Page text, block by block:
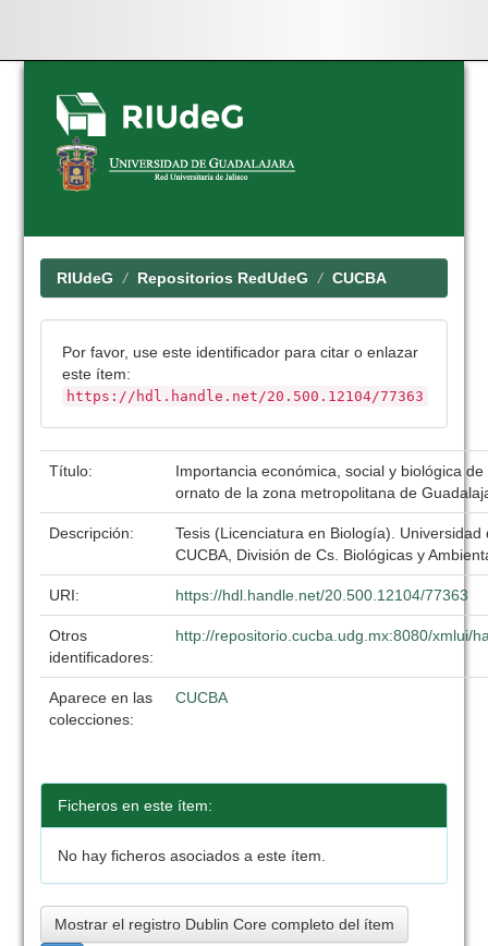
Skip
navigation
RIUdeG Repositorios RedUdeG CUCBA
Por favor, use este identificador para citar o enlazar
este ítem:
https://hdl.handle.net/20.500.12104/77363
Título:
Importancia económica, social y biológica
ornato de la zona metropolitana de
Descripción:
Tesis (Licenciatura en Biología). Universidad
CUCBA, División de Cs. Biológicas y
URI: https://hdl.handle.net/20.500.12104/77363
Otros
identificadores:
http://repositorio.cucba.udg.mx:8080/xmlui/
Aparece en las
colecciones:
CUCBA
Ficheros en este ítem:
No hay ficheros asociados a este ítem.
Mostrar el registro Dublin Core completo del ítem